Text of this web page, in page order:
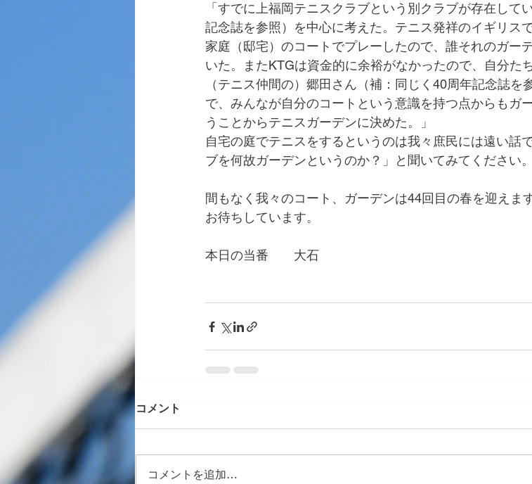
「すでに上福岡テニスクラブという別クラブが存在して
記念誌を参照）を中心に考えた。テニス発祥のイギリス
家庭（邸宅）のコートでプレーしたので、誰それのガー
いた。またKTGは資金的に余裕がなかったので、自分た
（テニス仲間の）郷田さん（補：同じく40周年記念誌
で、みんなが自分のコートという意識を持つ点からもガ
うことからテニスガーデンに決めた。」
自宅の庭でテニスをするというのは我々庶民には遠い話
ブを何故ガーデンというのか？」と聞いてみてください
間もなく我々のコート、ガーデンは44回目の春を迎えます
お待ちしています。
本日の当番　　大石
コメント
コメントを追加…